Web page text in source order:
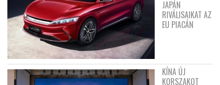
JAPÁN
RIVÁLISAIKAT AZ
EU PIACÁN
KÍNA ÚJ
KORSZAKOT